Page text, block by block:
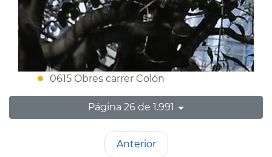
0615 Obres carrer Colón
Página 26 de 1.991
Anterior